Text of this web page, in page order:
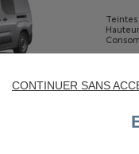
Teintes
CONTINUER SANS